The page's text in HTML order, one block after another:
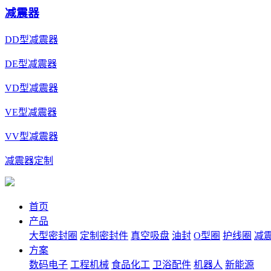
减震器
DD型减震器
DE型减震器
VD型减震器
VE型减震器
VV型减震器
减震器定制
首页
产品
大型密封圈 定制密封件 真空吸盘 油封 O型圈 护线圈 减
方案
数码电子 工程机械 食品化工 卫浴配件 机器人 新能源